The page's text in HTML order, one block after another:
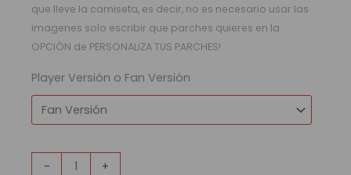
que lleve la camiseta, es decir, no es necesario usar las
imagenes solo escribir que parches quieres en la
OPCIÓN de PERSONALIZA TUS PARCHES!
Player Versión o Fan Versión
- +